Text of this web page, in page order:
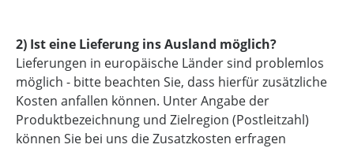
2) Ist eine Lieferung ins Ausland möglich?
Lieferungen in europäische Länder sind problemlos
möglich - bitte beachten Sie, dass hierfür zusätzliche
Kosten anfallen können. Unter Angabe der
Produktbezeichnung und Zielregion (Postleitzahl)
können Sie bei uns die Zusatzkosten erfragen